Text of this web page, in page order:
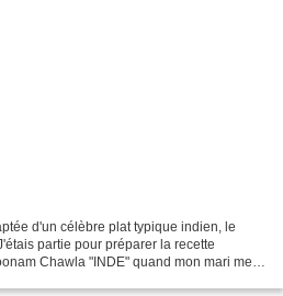
d'un célèbre plat typique indien, le
partie pour préparer la recette
Chawla "INDE" quand mon mari me fit